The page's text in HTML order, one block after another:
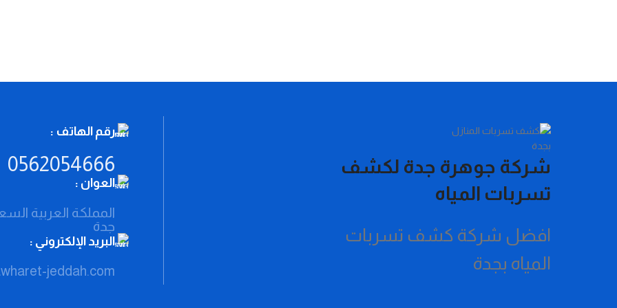
شركة جوهرة جدة لكشف
تسربات المياه
افضل شركة كشف تسربات
المياه بجدة
رقم الهاتف :
0562054666
العوان :
المملكة العربية
جدة
البريد الإلكتروني :
jeddah.com